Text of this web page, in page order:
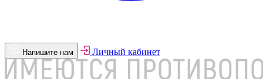
Напишите нам Личный кабинет